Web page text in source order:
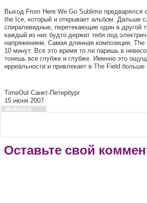
Выход From Here We Go Sublime предварялся
the Ice, который и открывает альбом. Дальше
спиралевидные, перетекающие один в другой
каждый из них будто держит тебя под
напряжением. Самая длинная композиция, The
10 минут. Все это время то ли паришь в
тонешь все глубже и глубже. Именно это
ирреальности и привлекает в The Field больше
TimeOut Санкт-Петербург
15 июня 2007
MarketGid
Оставьте свой